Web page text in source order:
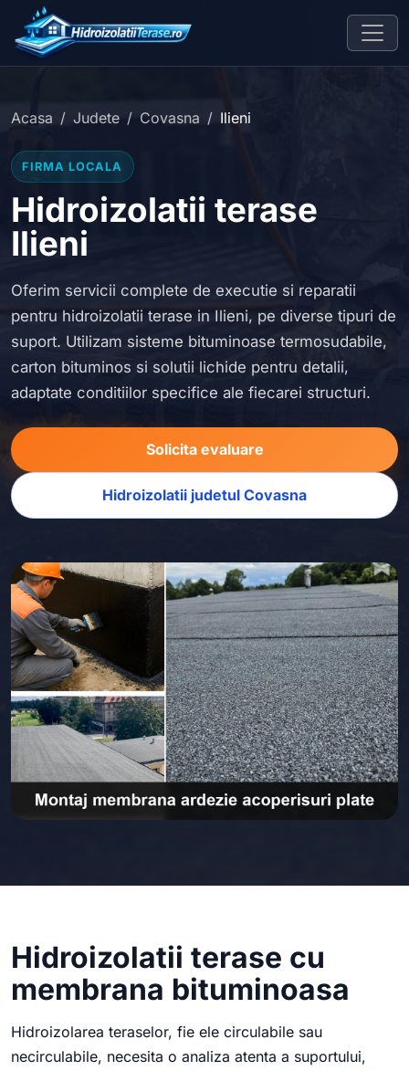
Acasa Judete Covasna Ilieni
FIRMA LOCALA
Hidroizolatii terase
Ilieni
Oferim servicii complete de executie si reparatii
pentru hidroizolatii terase in Ilieni, pe diverse tipuri de
suport. Utilizam sisteme bituminoase termosudabile,
carton bituminos si solutii lichide pentru detalii,
adaptate conditiilor specifice ale fiecarei structuri.
Solicita evaluare
Hidroizolatii judetul Covasna
Hidroizolatii terase cu
membrana bituminoasa
Hidroizolarea teraselor, fie ele circulabile sau
necirculabile, necesita o analiza atenta a suportului,